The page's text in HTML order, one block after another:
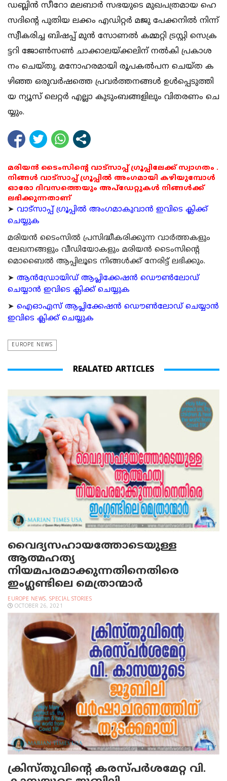
ഡ​ബ്ലി​ൻ സീ​റോ മ​ല​ബാ​ർ സ​ഭ​യു​ടെ മു​ഖ​പ​ത്ര​മാ​യ ഹെ​
സ​ദി​ന്‍റെ പു​തി​യ ല​ക്കം എ​ഡി​റ്റ​ർ മ​ജു പേ​ക്ക​നി​ൽ നി​ന്ന്
സ്വീ​ക​രി​ച്ച ബി​ഷ​പ്പ് മു​ൻ സോ​ണ​ൽ ക​മ്മ​റ്റി ട്ര​സ്റ്റി സെ​ക്ര​
ട്ട​റി ജോ​ണ്‍​സ​ണ്‍ ചാ​ക്കാ​ല​യ്ക്ക​ലി​ന് ന​ൽ​കി പ്ര​കാ​ശ​
നം ചെ​യ്തു. മ​നോ​ഹ​ര​മാ​യി രൂ​പ​ക​ൽ​പ​ന ചെ​യ്ത ക​
ഴി​ഞ്ഞ ഒ​രു​വ​ർ​ഷ​ത്തെ പ്ര​വ​ർ​ത്ത​ന​ങ്ങ​ൾ ഉ​ൾ​പ്പെ​ടു​ത്തി​
യ ന്യൂ​സ് ലെ​റ്റ​ർ എ​ല്ലാ കു​ടും​ബ​ങ്ങ​ളി​ലും വി​ത​ര​ണം ചെ​
യ്യും.
മരിയൻ ടൈംസിന്റെ വാട്സാപ്പ് ഗ്രൂപ്പിലേക്ക് സ്വാഗതം .
നിങ്ങൾ വാട്സാപ്പ് ഗ്രൂപ്പിൽ അംഗമായി കഴിയുമ്പോൾ
ഓരോ ദിവസത്തെയും അപ്ഡേറ്റുകൾ നിങ്ങൾക്ക്
ലഭിക്കുന്നതാണ്
➤ വാട്സാപ്പ് ഗ്രൂപ്പിൽ അംഗമാകുവാൻ ഇവിടെ ക്ലിക്ക്
ചെയ്യുക
മരിയന്‍ ടൈംസില്‍ പ്രസിദ്ധീകരിക്കുന്ന വാര്‍ത്തകളും
ലേഖനങ്ങളും വീഡിയോകളും മരിയന്‍ ടൈംസിന്റെ
മൊബൈല്‍ ആപ്പിലൂടെ നിങ്ങള്‍ക്ക് നേരിട്ട് ലഭിക്കും.
➤ ആന്‍ഡ്രോയിഡ് ആപ്ലിക്കേഷന്‍ ഡൌണ്‍ലോഡ്
ചെയ്യാന്‍ ഇവിടെ ക്ലിക്ക് ചെയ്യുക
➤ ഐഓഎസ് ആപ്ലിക്കേഷന്‍ ഡൌണ്‍ലോഡ് ചെയ്യാന്‍
ഇവിടെ ക്ലിക്ക് ചെയ്യുക
EUROPE NEWS
REALATED ARTICLES
വൈദ്യസഹായത്തോടെയുള്ള
ആത്മഹത്യ
നിയമപരമാക്കുന്നതിനെതിരെ
ഇംഗ്ലണ്ടിലെ മെത്രാന്മാര്‍
EUROPE NEWS, SPECIAL STORIES
OCTOBER 26, 2021
ക്രിസ്തുവിന്റെ കരസ്പര്‍ശമേറ്റ വി.